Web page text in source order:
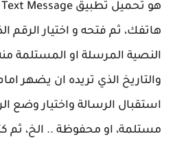
هاتفك، ثم فتحه و اختيار الرقم
النصية المرسلة او المستلمة
والتاريخ الذي تريده ان يضهر
استقبال الرسالة واختيار وضع
مستلمة، او محفوظة .. الخ، ثم